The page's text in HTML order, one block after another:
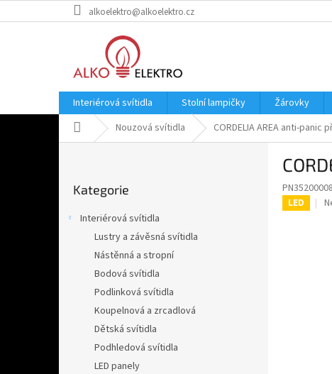
na
alkoelektro@alkoelektro.cz
Interiérová svítidla Stolní lampičky Žárovky
Domů Nouzová svítidla CORDELIA AREA anti-
kategorie
Kategorie
Interiérová svítidla
Lustry a závěsná svítidla
Nástěnná a stropní
Bodová svítidla
Podlinková svítidla
Koupelnová a zrcadlová
Dětská svítidla
Podhledová svítidla
LED panely
PN35200008
LED